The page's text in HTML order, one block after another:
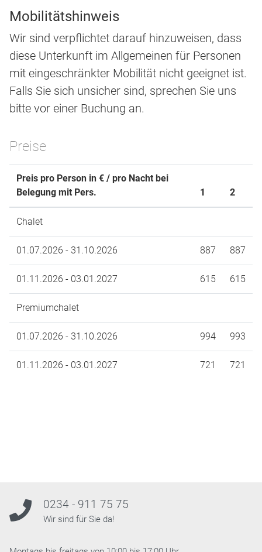
Mobilitätshinweis
Wir sind verpflichtet darauf hinzuweisen, dass
diese Unterkunft im Allgemeinen für Personen
mit eingeschränkter Mobilität nicht geeignet ist.
Falls Sie sich unsicher sind, sprechen Sie uns
bitte vor einer Buchung an.
Preise
Preis pro Person in € / pro Nacht bei
Belegung mit Pers.
1 2
Chalet
01.07.2026 - 31.10.2026 887 887
01.11.2026 - 03.01.2027 615 615
Premiumchalet
01.07.2026 - 31.10.2026 994 993
01.11.2026 - 03.01.2027 721 721
0234 - 911 75 75
Wir sind für Sie da!